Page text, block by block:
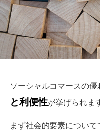
ソーシャルコマースの優
と利便性が挙げられま
まず社会的要素につい